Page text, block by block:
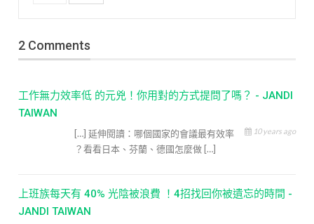
2 Comments
工作無力效率低 的元兇！你用對的方式提問了嗎？ - JANDI
TAIWAN
10 years ago
[…] 延伸閱讀：哪個國家的會議最有效率
？看看日本、芬蘭、德國怎麼做 […]
上班族每天有 40% 光陰被浪費 ！4招找回你被遺忘的時間 -
JANDI TAIWAN